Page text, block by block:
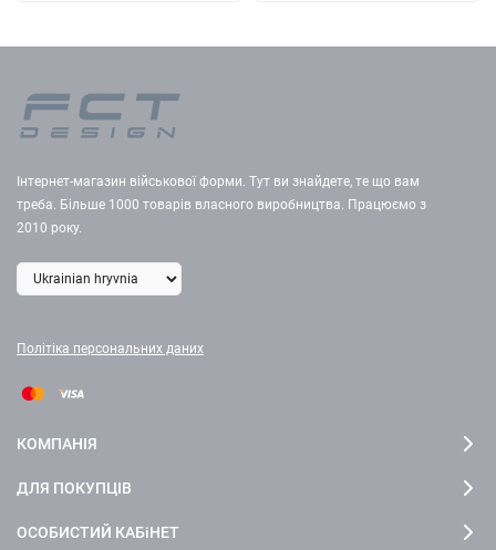
Інтернет-магазин військової форми. Тут ви знайдете, те що вам
треба. Більше 1000 товарів власного виробництва. Працюємо з
2010 року.
Політіка персональних даних
КОМПАНІЯ
ДЛЯ ПОКУПЦІВ
ОСОБИСТИЙ КАБіНЕТ